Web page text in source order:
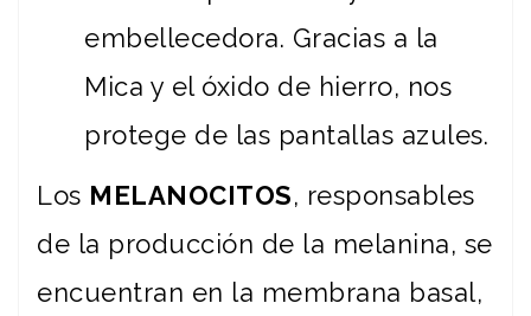
embellecedora. Gracias a la
Mica y el óxido de hierro, nos
protege de las pantallas azules.
Los MELANOCITOS, responsables
de la producción de la melanina, se
encuentran en la membrana basal,